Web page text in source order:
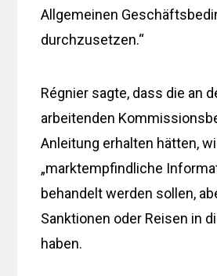
Allgemeinen
durchzusetzen.“
Régnier sagte, dass die an
arbeitenden
Anleitung erhalten hätten,
„marktempfindliche
behandelt werden sollen,
Sanktionen oder Reisen in
haben.